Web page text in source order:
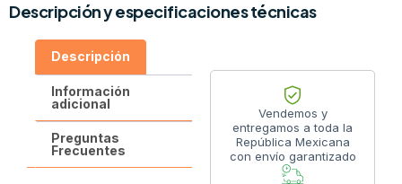
Descripción y especificaciones técnicas
Descripción
Información
adicional
Preguntas
Frecuentes
Vendemos y
entregamos a toda la
República Mexicana
con envío garantizado